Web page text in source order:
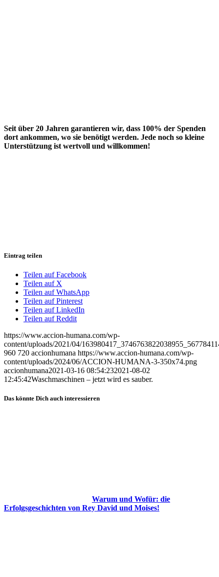
Seit über 20 Jahren garantieren wir, dass 100% der Spenden
dort ankommen, wo sie benötigt werden. Jede noch so kleine
Unterstützung ist wertvoll und willkommen!
Eintrag teilen
Teilen auf Facebook
Teilen auf X
Teilen auf WhatsApp
Teilen auf Pinterest
Teilen auf LinkedIn
Teilen auf Reddit
https://www.accion-humana.com/wp-
content/uploads/2021/04/
960 720 accionhumana https://www.accion-humana.com/wp-
content/uploads/2024/06/ACCION-HUMANA-3-350x74.png
accionhumana2021-03-16 08:54:232021-08-02
12:45:42Waschmaschinen – jetzt wird es sauber.
Das könnte Dich auch interessieren
Warum und Wofür: die
Erfolgsgeschichten von Rey David und Moises!